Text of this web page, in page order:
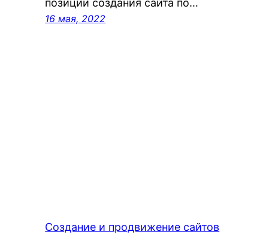
позиции создания сайта по…
16 мая, 2022
Создание и продвижение сайтов